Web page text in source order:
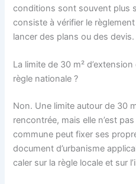
conditions sont souvent plus
consiste à vérifier le
lancer des plans ou des devis.
La limite de 30 m²
règle nationale ?
Non. Une limite autour de 30
rencontrée, mais elle n’est
commune peut fixer ses
document d’urbanisme
caler sur la règle locale et sur